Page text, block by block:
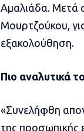
Αμαλιάδα. Μετά
Μουρτζούκου,
εξακολούθηση.
Πιο αναλυτικά
«Συνελήφθη
της προσωπικής